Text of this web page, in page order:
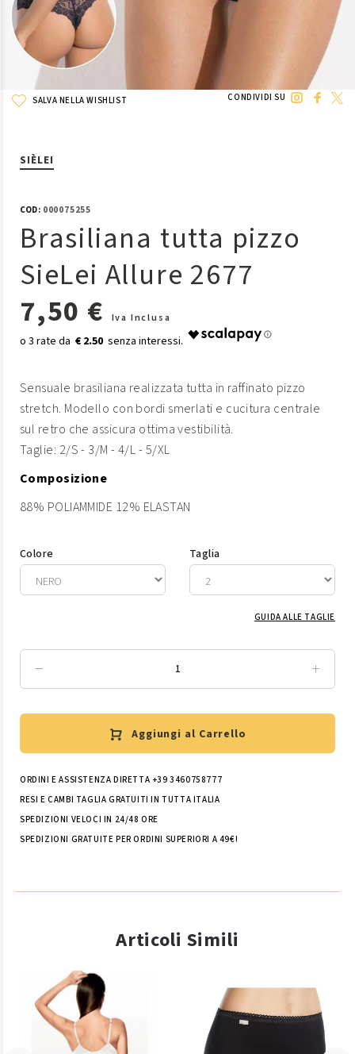
SALVA NELLA WISHLIST CONDIVIDI SU
SIÈLEI
COD:000075255
Brasiliana tutta pizzo
SieLei Allure 2677
7,50 €
Iva Inclusa
€ 2.50
Sensuale brasiliana realizzata tutta in raffinato pizzo
stretch. Modello con bordi smerlati e cucitura centrale
sul retro che assicura ottima vestibilità.
Taglie: 2/S - 3/M - 4/L - 5/XL
Composizione
88% POLIAMMIDE 12% ELASTAN
Colore Taglia
GUIDA ALLE TAGLIE
Aggiungi al Carrello
ORDINI E ASSISTENZA DIRETTA +39 3460758777
RESI E CAMBI TAGLIA GRATUITI IN TUTTA ITALIA
SPEDIZIONI VELOCI IN 24/48 ORE
SPEDIZIONI GRATUITE PER ORDINI SUPERIORI A 49€!
Articoli Simili